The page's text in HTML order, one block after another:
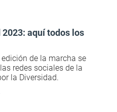
aquí todos los
de la marcha se
redes sociales de la
la Diversidad.